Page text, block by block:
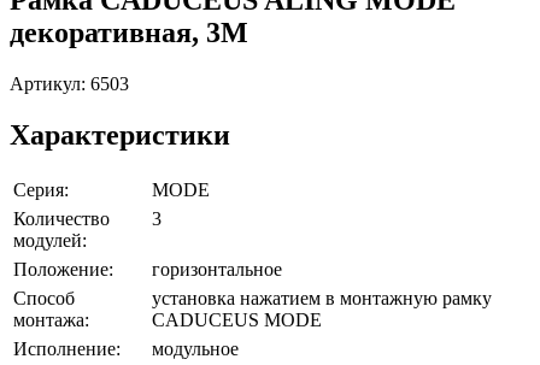
декоративная, 3М
Артикул: 6503
Характеристики
Серия:
MODE
Количество
модулей:
3
Положение:
горизонтальное
Способ
монтажа:
установка нажатием в монтажную рамку
CADUCEUS MODE
Исполнение:
модульное